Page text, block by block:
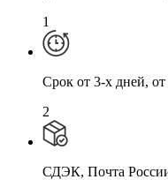
1
Cрок от 3-х дней,
2
СДЭК, Почта